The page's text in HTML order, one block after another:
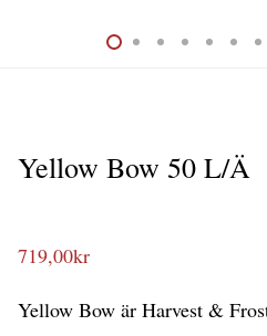
Yellow Bow 50 L/Ä
719,00kr
Yellow Bow är Harvest &